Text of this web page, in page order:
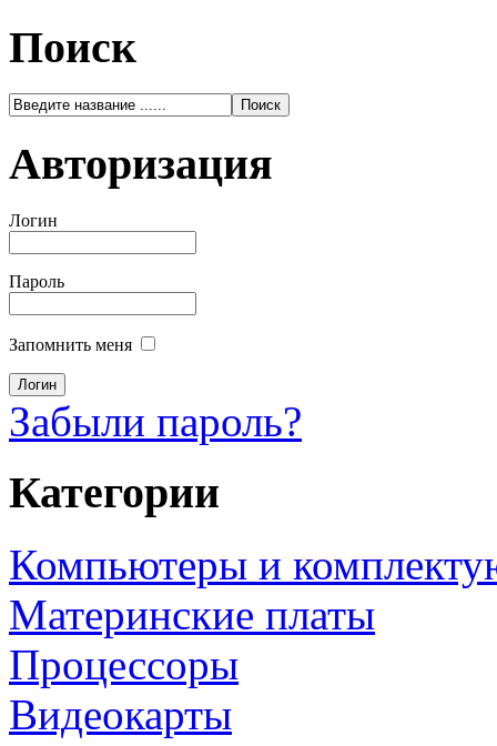
Поиск
Авторизация
Логин
Пароль
Запомнить меня
Забыли пароль?
Категории
Компьютеры и
Материнские платы
Процессоры
Видеокарты